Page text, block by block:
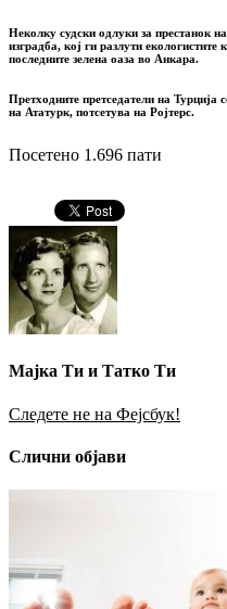
Неколку судски одлуки за престанок
изградба, кој ги разлути
последните зелена оаза во Анкара.
Претходните претседатели на Турција
на Ататурк, потсетува на Ројтерс.
Посетено 1.696 пати
Мајка Ти и Татко Ти
Следете не на Фејсбук!
Слични објави